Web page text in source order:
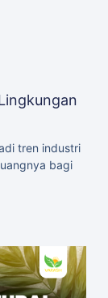
tren industri
bagi